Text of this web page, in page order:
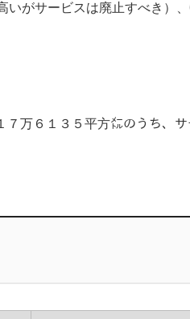
がサービスは廃止すべき）
万６１３５平方㍍のうち、